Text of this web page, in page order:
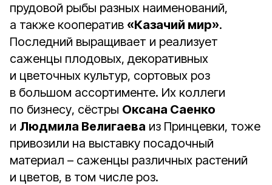
прудовой рыбы разных наименований,
а также кооператив «Казачий мир».
Последний выращивает и реализует
саженцы плодовых, декоративных
и цветочных культур, сортовых роз
в большом ассортименте. Их коллеги
по бизнесу, сёстры Оксана Саенко
и Людмила Велигаева из Принцевки, тоже
привозили на выставку посадочный
материал – саженцы различных растений
и цветов, в том числе роз.